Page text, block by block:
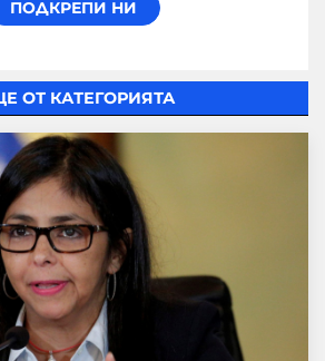
ОТ КАТЕГОРИЯТА